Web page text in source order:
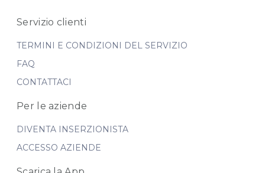
Servizio clienti
TERMINI E CONDIZIONI DEL SERVIZIO
FAQ
CONTATTACI
Per le aziende
DIVENTA INSERZIONISTA
ACCESSO AZIENDE